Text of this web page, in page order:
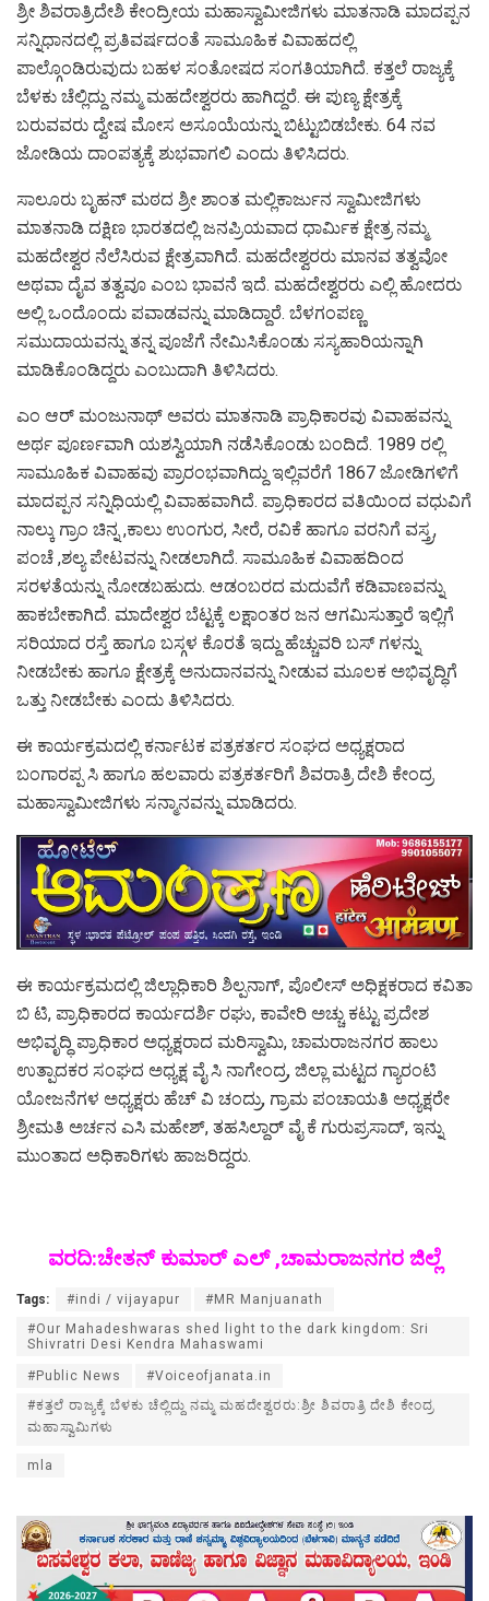
ಶ್ರೀ ಶಿವರಾತ್ರಿದೇಶಿ ಕೇಂದ್ರೀಯ ಮಹಾಸ್ವಾಮೀಜಿಗಳು ಮಾತನಾಡಿ ಮಾದಪ್ಪನ
ಸನ್ನಿಧಾನದಲ್ಲಿ ಪ್ರತಿವರ್ಷದಂತೆ ಸಾಮೂಹಿಕ ವಿವಾಹದಲ್ಲಿ
ಪಾಲ್ಗೊಂಡಿರುವುದು ಬಹಳ ಸಂತೋಷದ ಸಂಗತಿಯಾಗಿದೆ. ಕತ್ತಲೆ ರಾಜ್ಯಕ್ಕೆ
ಬೆಳಕು ಚೆಲ್ಲಿದ್ದು ನಮ್ಮ ಮಹದೇಶ್ವರರು ಹಾಗಿದ್ದರೆ. ಈ ಪುಣ್ಯ ಕ್ಷೇತ್ರಕ್ಕೆ
ಬರುವವರು ದ್ವೇಷ ಮೋಸ ಅಸೂಯೆಯನ್ನು ಬಿಟ್ಟುಬಿಡಬೇಕು. 64 ನವ
ಜೋಡಿಯ ದಾಂಪತ್ಯಕ್ಕೆ ಶುಭವಾಗಲಿ ಎಂದು ತಿಳಿಸಿದರು.
ಸಾಲೂರು ಬೃಹನ್ ಮಠದ ಶ್ರೀ ಶಾಂತ ಮಲ್ಲಿಕಾರ್ಜುನ ಸ್ವಾಮೀಜಿಗಳು
ಮಾತನಾಡಿ ದಕ್ಷಿಣ ಭಾರತದಲ್ಲಿ ಜನಪ್ರಿಯವಾದ ಧಾರ್ಮಿಕ ಕ್ಷೇತ್ರ ನಮ್ಮ
ಮಹದೇಶ್ವರ ನೆಲೆಸಿರುವ ಕ್ಷೇತ್ರವಾಗಿದೆ. ಮಹದೇಶ್ವರರು ಮಾನವ ತತ್ವವೋ
ಅಥವಾ ದೈವ ತತ್ವವೂ ಎಂಬ ಭಾವನೆ ಇದೆ. ಮಹದೇಶ್ವರರು ಎಲ್ಲಿ ಹೋದರು
ಅಲ್ಲಿ ಒಂದೊಂದು ಪವಾಡವನ್ನು ಮಾಡಿದ್ದಾರೆ. ಬೆಳಗಂಪಣ್ಣ
ಸಮುದಾಯವನ್ನು ತನ್ನ ಪೂಜೆಗೆ ನೇಮಿಸಿಕೊಂಡು ಸಸ್ಯಹಾರಿಯನ್ನಾಗಿ
ಮಾಡಿಕೊಂಡಿದ್ದರು ಎಂಬುದಾಗಿ ತಿಳಿಸಿದರು.
ಎಂ ಆರ್ ಮಂಜುನಾಥ್ ಅವರು ಮಾತನಾಡಿ ಪ್ರಾಧಿಕಾರವು ವಿವಾಹವನ್ನು
ಅರ್ಥ ಪೂರ್ಣವಾಗಿ ಯಶಸ್ವಿಯಾಗಿ ನಡೆಸಿಕೊಂಡು ಬಂದಿದೆ. 1989 ರಲ್ಲಿ
ಸಾಮೂಹಿಕ ವಿವಾಹವು ಪ್ರಾರಂಭವಾಗಿದ್ದು ಇಲ್ಲಿವರೆಗೆ 1867 ಜೋಡಿಗಳಿಗೆ
ಮಾದಪ್ಪನ ಸನ್ನಿಧಿಯಲ್ಲಿ ವಿವಾಹವಾಗಿದೆ. ಪ್ರಾಧಿಕಾರದ ವತಿಯಿಂದ ವಧುವಿಗೆ
ನಾಲ್ಕು ಗ್ರಾಂ ಚಿನ್ನ ,ಕಾಲು ಉಂಗುರ, ಸೀರೆ, ರವಿಕೆ ಹಾಗೂ ವರನಿಗೆ ವಸ್ತ್ರ,
ಪಂಚೆ ,ಶಲ್ಯ ಪೇಟವನ್ನು ನೀಡಲಾಗಿದೆ. ಸಾಮೂಹಿಕ ವಿವಾಹದಿಂದ
ಸರಳತೆಯನ್ನು ನೋಡಬಹುದು. ಆಡಂಬರದ ಮದುವೆಗೆ ಕಡಿವಾಣವನ್ನು
ಹಾಕಬೇಕಾಗಿದೆ. ಮಾದೇಶ್ವರ ಬೆಟ್ಟಕ್ಕೆ ಲಕ್ಷಾಂತರ ಜನ ಆಗಮಿಸುತ್ತಾರೆ ಇಲ್ಲಿಗೆ
ಸರಿಯಾದ ರಸ್ತೆ ಹಾಗೂ ಬಸ್ಗಳ ಕೊರತೆ ಇದ್ದು ಹೆಚ್ಚುವರಿ ಬಸ್ ಗಳನ್ನು
ನೀಡಬೇಕು ಹಾಗೂ ಕ್ಷೇತ್ರಕ್ಕೆ ಅನುದಾನವನ್ನು ನೀಡುವ ಮೂಲಕ ಅಭಿವೃದ್ಧಿಗೆ
ಒತ್ತು ನೀಡಬೇಕು ಎಂದು ತಿಳಿಸಿದರು.
ಈ ಕಾರ್ಯಕ್ರಮದಲ್ಲಿ ಕರ್ನಾಟಕ ಪತ್ರಕರ್ತರ ಸಂಘದ ಅಧ್ಯಕ್ಷರಾದ
ಬಂಗಾರಪ್ಪ ಸಿ ಹಾಗೂ ಹಲವಾರು ಪತ್ರಕರ್ತರಿಗೆ ಶಿವರಾತ್ರಿ ದೇಶಿ ಕೇಂದ್ರ
ಮಹಾಸ್ವಾಮೀಜಿಗಳು ಸನ್ಮಾನವನ್ನು ಮಾಡಿದರು.
ಈ ಕಾರ್ಯಕ್ರಮದಲ್ಲಿ ಜಿಲ್ಲಾಧಿಕಾರಿ ಶಿಲ್ಪನಾಗ್, ಪೊಲೀಸ್ ಅಧಿಕ್ಷಕರಾದ ಕವಿತಾ
ಬಿ ಟಿ, ಪ್ರಾಧಿಕಾರದ ಕಾರ್ಯದರ್ಶಿ ರಘು, ಕಾವೇರಿ ಅಚ್ಚು ಕಟ್ಟು ಪ್ರದೇಶ
ಅಭಿವೃದ್ಧಿ ಪ್ರಾಧಿಕಾರ ಅಧ್ಯಕ್ಷರಾದ ಮರಿಸ್ವಾಮಿ, ಚಾಮರಾಜನಗರ ಹಾಲು
ಉತ್ಪಾದಕರ ಸಂಘದ ಅಧ್ಯಕ್ಷ ವೈ ಸಿ ನಾಗೇಂದ್ರ, ಜಿಲ್ಲಾ ಮಟ್ಟದ ಗ್ಯಾರಂಟಿ
ಯೋಜನೆಗಳ ಅಧ್ಯಕ್ಷರು ಹೆಚ್‌ ವಿ ಚಂದ್ರು, ಗ್ರಾಮ ಪಂಚಾಯತಿ ಅಧ್ಯಕ್ಷರೇ
ಶ್ರೀಮತಿ ಅರ್ಚನ ಎಸಿ ಮಹೇಶ್, ತಹಸಿಲ್ದಾರ್ ವೈ ಕೆ ಗುರುಪ್ರಸಾದ್, ಇನ್ನು
ಮುಂತಾದ ಅಧಿಕಾರಿಗಳು ಹಾಜರಿದ್ದರು.
ವರದಿ:ಚೇತನ್ ಕುಮಾರ್ ಎಲ್ ,ಚಾಮರಾಜನಗರ ಜಿಲ್ಲೆ
Tags: #indi / vijayapur
#MR Manjuanath
#Our Mahadeshwaras shed light to the dark kingdom: Sri
Shivratri Desi Kendra Mahaswami
#Public News
#Voiceofjanata.in
#ಕತ್ತಲೆ ರಾಜ್ಯಕ್ಕೆ ಬೆಳಕು ಚೆಲ್ಲಿದ್ದು ನಮ್ಮ ಮಹದೇಶ್ವರರು:ಶ್ರೀ ಶಿವರಾತ್ರಿ ದೇಶಿ ಕೇಂದ್ರ
ಮಹಾಸ್ವಾಮಿಗಳು
mla